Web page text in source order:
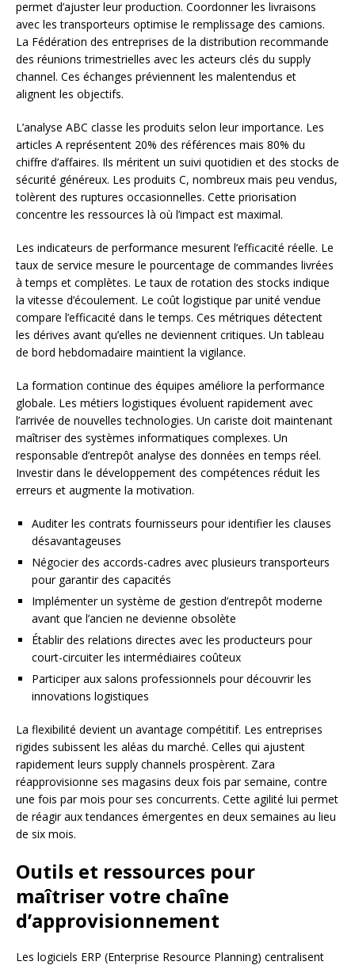
permet d’ajuster leur production. Coordonner les livraisons
avec les transporteurs optimise le remplissage des camions.
La Fédération des entreprises de la distribution recommande
des réunions trimestrielles avec les acteurs clés du supply
channel. Ces échanges préviennent les malentendus et
alignent les objectifs.
L’analyse ABC classe les produits selon leur importance. Les
articles A représentent 20% des références mais 80% du
chiffre d’affaires. Ils méritent un suivi quotidien et des stocks de
sécurité généreux. Les produits C, nombreux mais peu vendus,
tolèrent des ruptures occasionnelles. Cette priorisation
concentre les ressources là où l’impact est maximal.
Les indicateurs de performance mesurent l’efficacité réelle. Le
taux de service mesure le pourcentage de commandes livrées
à temps et complètes. Le taux de rotation des stocks indique
la vitesse d’écoulement. Le coût logistique par unité vendue
compare l’efficacité dans le temps. Ces métriques détectent
les dérives avant qu’elles ne deviennent critiques. Un tableau
de bord hebdomadaire maintient la vigilance.
La formation continue des équipes améliore la performance
globale. Les métiers logistiques évoluent rapidement avec
l’arrivée de nouvelles technologies. Un cariste doit maintenant
maîtriser des systèmes informatiques complexes. Un
responsable d’entrepôt analyse des données en temps réel.
Investir dans le développement des compétences réduit les
erreurs et augmente la motivation.
Auditer les contrats fournisseurs pour identifier les clauses
désavantageuses
Négocier des accords-cadres avec plusieurs transporteurs
pour garantir des capacités
Implémenter un système de gestion d’entrepôt moderne
avant que l’ancien ne devienne obsolète
Établir des relations directes avec les producteurs pour
court-circuiter les intermédiaires coûteux
Participer aux salons professionnels pour découvrir les
innovations logistiques
La flexibilité devient un avantage compétitif. Les entreprises
rigides subissent les aléas du marché. Celles qui ajustent
rapidement leurs supply channels prospèrent. Zara
réapprovisionne ses magasins deux fois par semaine, contre
une fois par mois pour ses concurrents. Cette agilité lui permet
de réagir aux tendances émergentes en deux semaines au lieu
de six mois.
Outils et ressources pour
maîtriser votre chaîne
d’approvisionnement
Les logiciels ERP (Enterprise Resource Planning) centralisent